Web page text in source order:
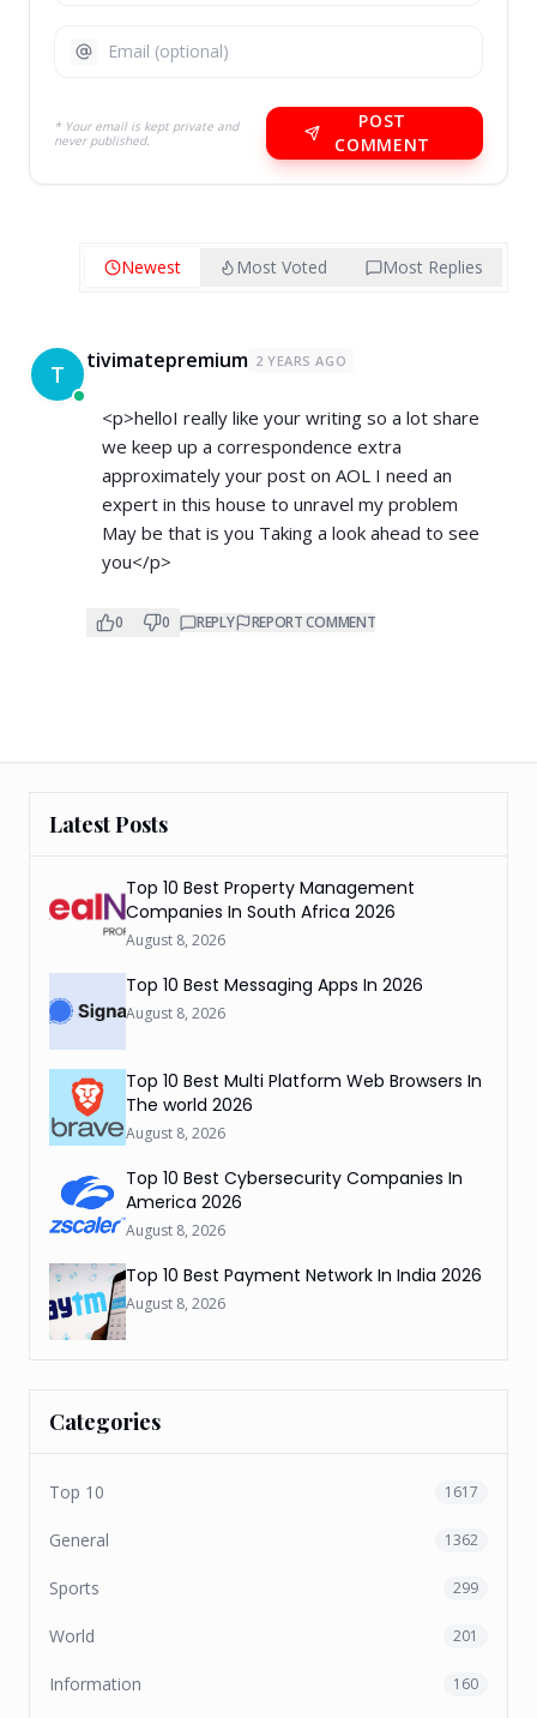
* Your email is kept private and
never published.
POST
COMMENT
Newest Most Voted Most Replies
T tivimatepremium 2 YEARS AGO
<p>helloI really like your writing so a lot share
we keep up a correspondence extra
approximately your post on AOL I need an
expert in this house to unravel my problem
May be that is you Taking a look ahead to see
you</p>
0 0 REPLY REPORT COMMENT
Latest Posts
Top 10 Best Property Management
Companies In South Africa 2026
August 8, 2026
Top 10 Best Messaging Apps In 2026
August 8, 2026
Top 10 Best Multi Platform Web Browsers In
The world 2026
August 8, 2026
Top 10 Best Cybersecurity Companies In
America 2026
August 8, 2026
Top 10 Best Payment Network In India 2026
August 8, 2026
Categories
Top 10 1617
General 1362
Sports 299
World 201
Information 160